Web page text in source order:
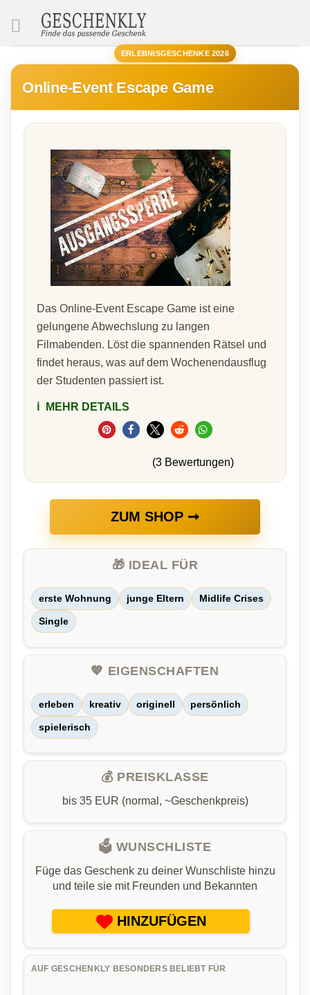
ERLEBNISGESCHENKE 2026
Online-Event Escape Game
Das Online-Event Escape Game ist eine
gelungene Abwechslung zu langen
Filmabenden. Löst die spannenden Rätsel und
findet heraus, was auf dem Wochenendausflug
der Studenten passiert ist.
ℹ️ MEHR DETAILS
(3 Bewertungen)
ZUM SHOP ➞
🎁 IDEAL FÜR
erste Wohnung junge Eltern Midlife Crises
Single
💖 EIGENSCHAFTEN
erleben kreativ originell persönlich
spielerisch
💰 PREISKLASSE
bis 35 EUR (normal, ~Geschenkpreis)
🗳️ WUNSCHLISTE
Füge das Geschenk zu deiner Wunschliste hinzu
und teile sie mit Freunden und Bekannten
HINZUFÜGEN
AUF GESCHENKLY BESONDERS BELIEBT FÜR